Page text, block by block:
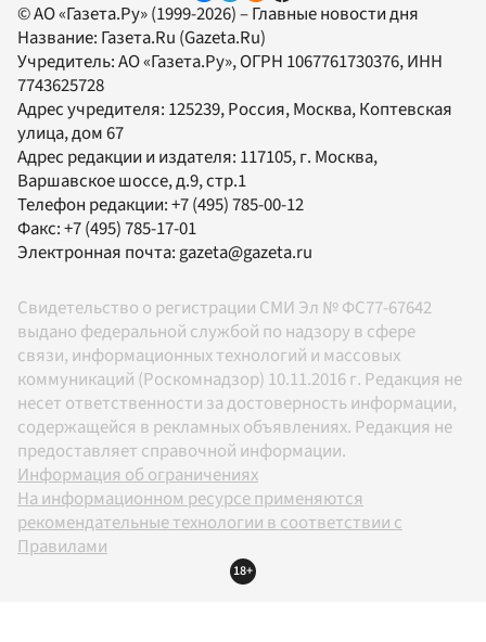
© АО «Газета.Ру» (1999-2026) – Главные новости дня
Название: Газета.Ru (Gazeta.Ru)
Учредитель:АО «Газета.Ру», ОГРН 1067761730376, ИНН
7743625728
Адрес учредителя: 125239, Россия, Москва, Коптевская
улица, дом 67
Адрес редакции и издателя: 117105, г. Москва,
Варшавское шоссе, д.9, стр.1
Телефон редакции:+7 (495) 785-00-12
Факс:+7 (495) 785-17-01
Электронная почта:gazeta@gazeta.ru
Свидетельство о регистрации СМИ Эл № ФС77-67642
выдано федеральной службой по надзору в сфере
связи, информационных технологий и массовых
коммуникаций (Роскомнадзор) 10.11.2016 г. Редакция не
несет ответственности за достоверность информации,
содержащейся в рекламных объявлениях. Редакция не
предоставляет справочной информации.
Информация об ограничениях
На информационном ресурсе применяются
рекомендательные технологии в соответствии с
Правилами
18+